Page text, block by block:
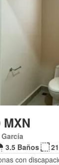
MXN
3.5 Baños
con